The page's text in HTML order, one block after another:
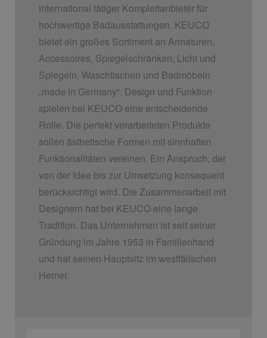
international tätiger Komplettanbieter für
hochwertige Badausstattungen. KEUCO
bietet ein großes Sortiment an Armaturen,
Accessoires, Spiegelschränken, Licht und
Spiegeln, Waschtischen und Badmöbeln
„made in Germany“. Design und Funktion
spielen bei KEUCO eine entscheidende
Rolle. Die perfekt verarbeiteten Produkte
sollen ästhetische Formen mit sinnhaften
Funktionalitäten vereinen. Ein Anspruch, der
von der Idee bis zur Umsetzung konsequent
berücksichtigt wird. Die Zusammenarbeit mit
Designern hat bei KEUCO eine lange
Tradition. Das Unternehmen ist seit seiner
Gründung im Jahre 1953 in Familienhand
und hat seinen Hauptsitz im westfälischen
Hemer.